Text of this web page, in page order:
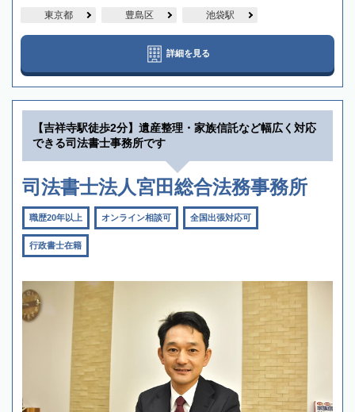
東京都 豊島区 池袋駅
詳細を見る
【吉祥寺駅徒歩2分】遺産整理・家族信託など幅広く対応
できる司法書士事務所です
司法書士法人宮田総合法務事務所
職歴20年以上 オンライン相談可 全国出張対応可
行政書士在籍